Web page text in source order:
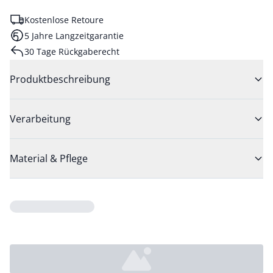
Kostenlose Retoure
5 Jahre Langzeitgarantie
30 Tage Rückgaberecht
Produktbeschreibung
Verarbeitung
Material & Pflege